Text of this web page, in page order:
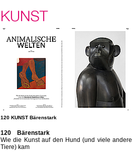
120 KUNST Bärenstark
120 Bärenstark
Wie die Kunst auf den Hund (und viele andere
Tiere) kam